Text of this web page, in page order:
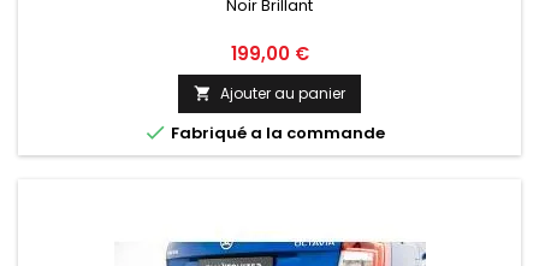
Noir Brillant
Prix
199,00 €
 Ajouter au panier
 Fabriqué a la commande